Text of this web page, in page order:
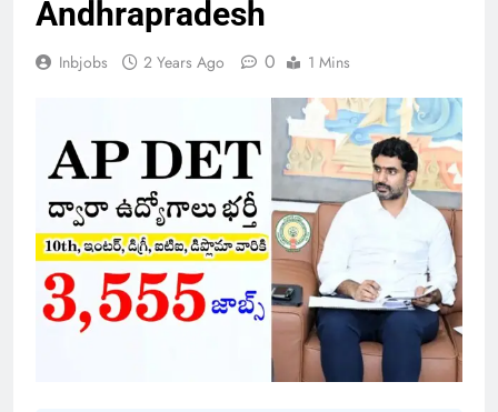
Andhrapradesh
Inbjobs 2 Years Ago 0 1 Mins